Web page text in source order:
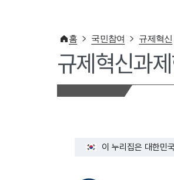
홈 국민참여 규제혁신
규제혁신과